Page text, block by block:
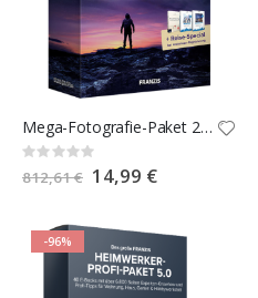
Mega-Fotografie-Paket 2023
Rating:
0%
812,61 € Special
Price
14,99 €
-96%